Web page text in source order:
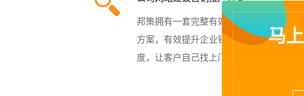
邦策拥有一套完整有效的网络营销推广
方案，有效提升企业销售额和品牌知名
度，让客户自己找上门。
马